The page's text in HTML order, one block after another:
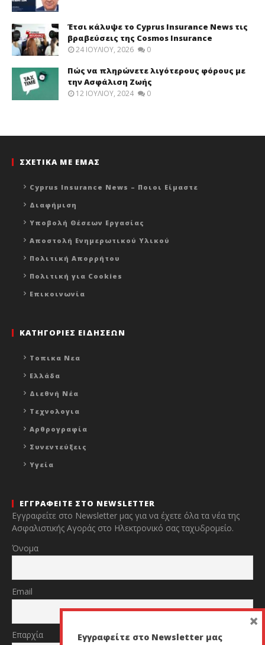
Έτσι κάλυψε το Cyprus Insurance News τις
βραβεύσεις της Cosmos Insurance
24 ΙΟΥΛΊΟΥ, 2026 0
Πώς να πληρώνετε λιγότερους φόρους με
την Ασφάλιση Ζωής
12 ΙΟΥΛΊΟΥ, 2024 0
ΣΧΕΤΙΚΑ ΜΕ ΕΜΑΣ
Cyprus Insurance News – Ποιοι Είμαστε
Διαφήμιση
Υποβολή Θέσεων Εργασίας
Αποστολή Ενημερωτικού Υλικού
Πολιτική Απορρήτου
Πολιτική για Cookies
Επικοινωνία
ΚΑΤΗΓΟΡΙΕΣ ΕΙΔΗΣΕΩΝ
Τοπικα Νεα
Ελλάδα
Διεθνή Νέα
Τεχνολογια
Αρθρογραφία
Συνεντεύξεις
Υγεία
ΕΓΓΡΑΦΕΙΤΕ ΣΤΟ NEWSLETTER
Εγγραφείτε στο Newsletter μας για να έχετε όλα τα νέα της
Ασφαλιστικής Αγοράς στο Ηλεκτρονικό σας ταχυδρομείο.
Όνομα
Email
Επαρχία
Εγγραφείτε στο Newsletter μας
×